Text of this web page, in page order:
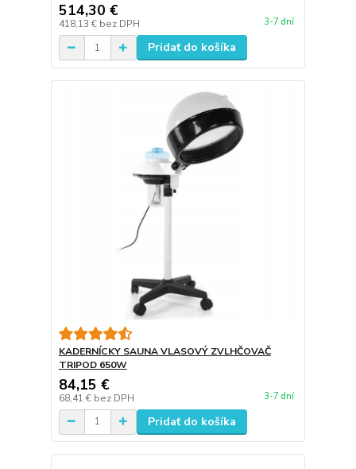
514,30 €
418,13 € bez DPH 3-7 dní
Pridať do košíka
KADERNÍCKY SAUNA VLASOVÝ ZVLHČOVAČ
TRIPOD 650W
84,15 €
68,41 € bez DPH 3-7 dní
Pridať do košíka